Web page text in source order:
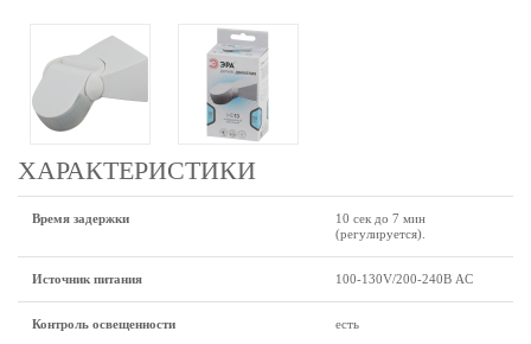
ХАРАКТЕРИСТИКИ
Время задержки
10 сек до 7 мин
(регулируется).
Источник питания 100-130V/200-240В AC
Контроль освещенности есть